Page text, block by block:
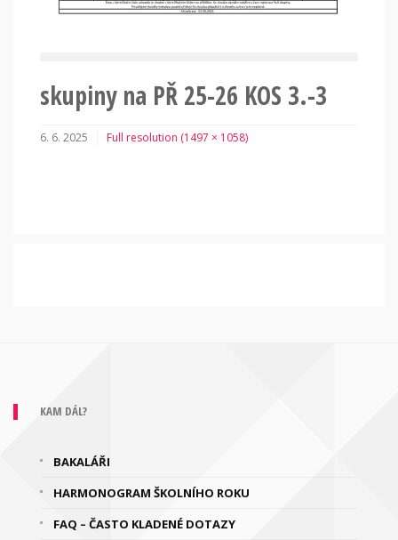
skupiny na PŘ 25-26 KOS 3.-3
6. 6. 2025 Full resolution (1497 × 1058)
KAM DÁL?
BAKALÁŘI
HARMONOGRAM ŠKOLNÍHO ROKU
FAQ – ČASTO KLADENÉ DOTAZY